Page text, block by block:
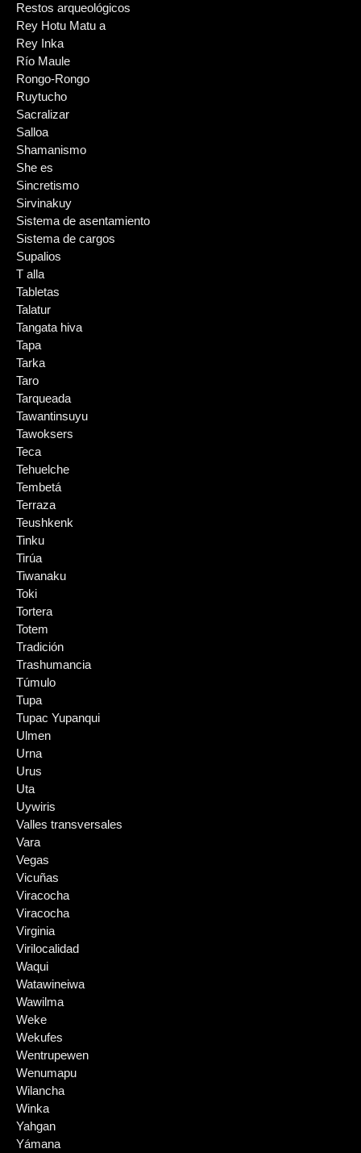
Restos arqueológicos
Rey Hotu Matu a
Rey Inka
Río Maule
Rongo-Rongo
Ruytucho
Sacralizar
Salloa
Shamanismo
She es
Sincretismo
Sirvinakuy
Sistema de asentamiento
Sistema de cargos
Supalios
T alla
Tabletas
Talatur
Tangata hiva
Tapa
Tarka
Taro
Tarqueada
Tawantinsuyu
Tawoksers
Teca
Tehuelche
Tembetá
Terraza
Teushkenk
Tinku
Tirúa
Tiwanaku
Toki
Tortera
Totem
Tradición
Trashumancia
Túmulo
Tupa
Tupac Yupanqui
Ulmen
Urna
Urus
Uta
Uywiris
Valles transversales
Vara
Vegas
Vicuñas
Viracocha
Viracocha
Virginia
Virilocalidad
Waqui
Watawineiwa
Wawilma
Weke
Wekufes
Wentrupewen
Wenumapu
Wilancha
Winka
Yahgan
Yámana